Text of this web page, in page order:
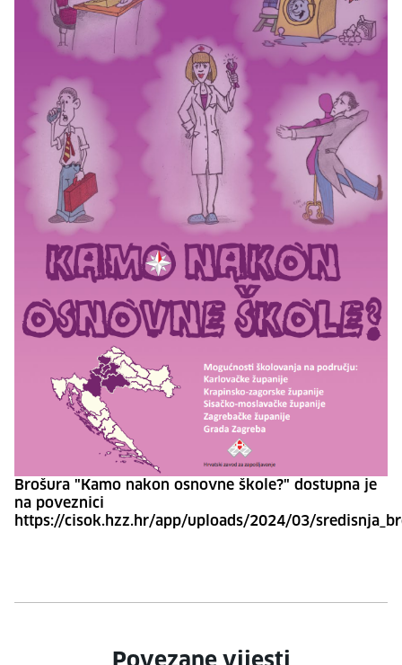
Brošura "Kamo nakon osnovne škole?" dostupna je
na poveznici
https://cisok.hzz.hr/app/uploads/2024/03/